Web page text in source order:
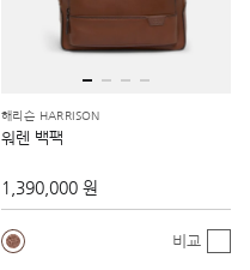
해리슨 HARRISON
워렌 백팩
1,390,000 원
비교